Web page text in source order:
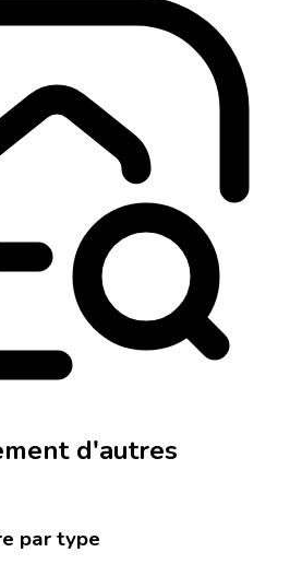
d'autres
par type